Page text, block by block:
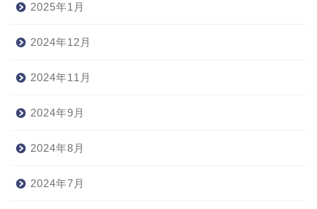
2025年1月
2024年12月
2024年11月
2024年9月
2024年8月
2024年7月